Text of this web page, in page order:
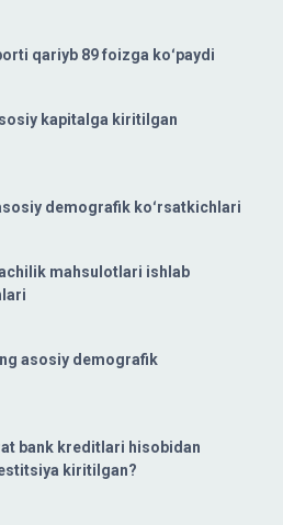
qariyb 89 foizga koʻpaydi
kapitalga kiritilgan
demografik koʻrsatkichlari
mahsulotlari ishlab
asosiy demografik
bank kreditlari hisobidan
kiritilgan?